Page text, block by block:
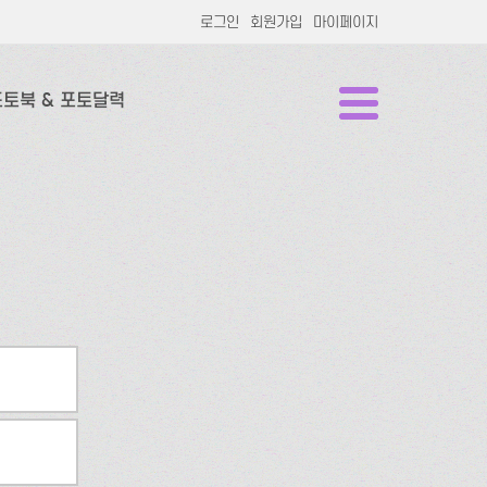
로그인 회원가입 마이페이지
북 & 포토달력